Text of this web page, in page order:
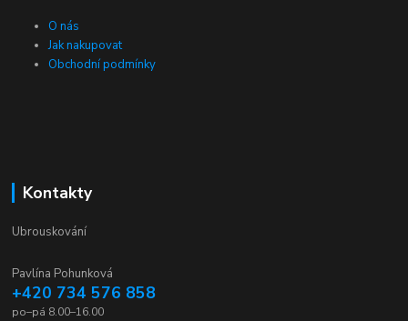
O nás
Jak nakupovat
Obchodní podmínky
Kontakty
Ubrouskování
Pavlína Pohunková
+420 734 576 858
po–pá 8.00–16.00